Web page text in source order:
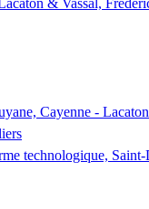
& Vassal,
Cayenne -
technologique,